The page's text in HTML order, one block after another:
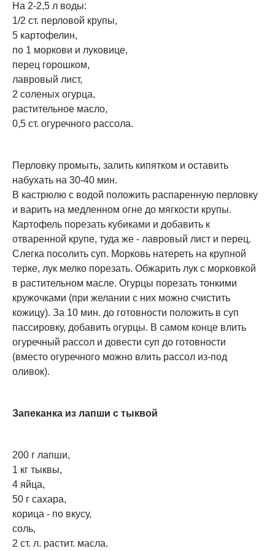
На 2-2,5 л воды:
1/2 ст. перловой крупы,
5 картофелин,
по 1 моркови и луковице,
перец горошком,
лавровый лист,
2 соленых огурца,
растительное масло,
0,5 ст. огуречного рассола.
Перловку промыть, залить кипятком и оставить
набухать на 30-40 мин.
В кастрюлю с водой положить распаренную перловку
и варить на медленном огне до мягкости крупы.
Картофель порезать кубиками и добавить к
отваренной крупе, туда же - лавровый лист и перец.
Слегка посолить суп. Морковь натереть на крупной
терке, лук мелко порезать. Обжарить лук с морковкой
в растительном масле. Огурцы порезать тонкими
кружочками (при желании с них можно счистить
кожицу). За 10 мин. до готовности положить в суп
пассировку, добавить огурцы. В самом конце влить
огуречный рассол и довести суп до готовности
(вместо огуречного можно влить рассол из-под
оливок).
Запеканка из лапши с тыквой
200 г лапши,
1 кг тыквы,
4 яйца,
50 г сахара,
корица - по вкусу,
соль,
2 ст. л. растит. масла.